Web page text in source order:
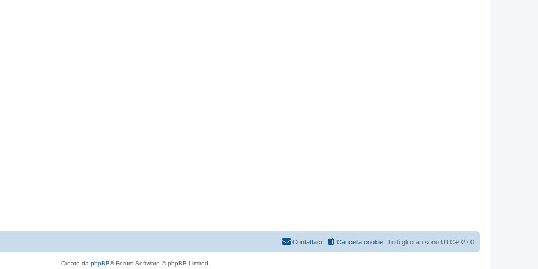
Tutti gli orari sono UTC+02:00
Cancella cookie
Contattaci
Creato da phpBB® Forum Software © phpBB Limited